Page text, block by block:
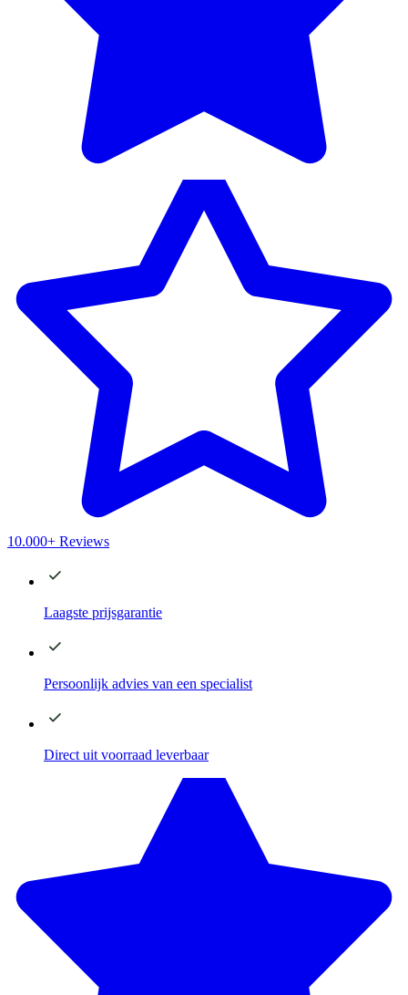
10.000+ Reviews
Laagste prijsgarantie
Persoonlijk advies van een specialist
Direct uit voorraad leverbaar